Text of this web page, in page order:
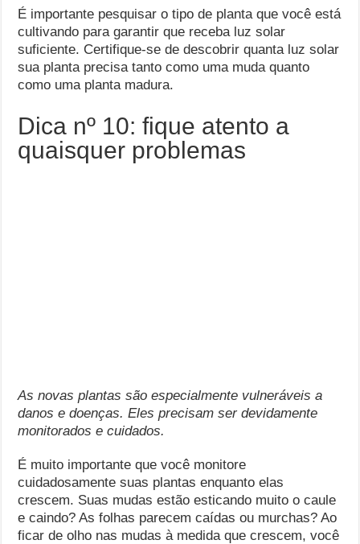
É importante pesquisar o tipo de planta que você está
cultivando para garantir que receba luz solar
suficiente. Certifique-se de descobrir quanta luz solar
sua planta precisa tanto como uma muda quanto
como uma planta madura.
Dica nº 10: fique atento a
quaisquer problemas
As novas plantas são especialmente vulneráveis ​​a
danos e doenças. Eles precisam ser devidamente
monitorados e cuidados.
É muito importante que você monitore
cuidadosamente suas plantas enquanto elas
crescem. Suas mudas estão esticando muito o caule
e caindo? As folhas parecem caídas ou murchas? Ao
ficar de olho nas mudas à medida que crescem, você